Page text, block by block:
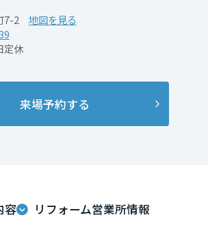
）戦略
・障がい福祉施設
広くお届けします。
用・賃貸経営
ォーム
リフォームをご検討の方
納の工夫など、理想の住まいを叶えるリフォ
開発事業
ス
プ
談
7-2
地図を見る
定休
来場予約する
容
リフォーム営業所情報